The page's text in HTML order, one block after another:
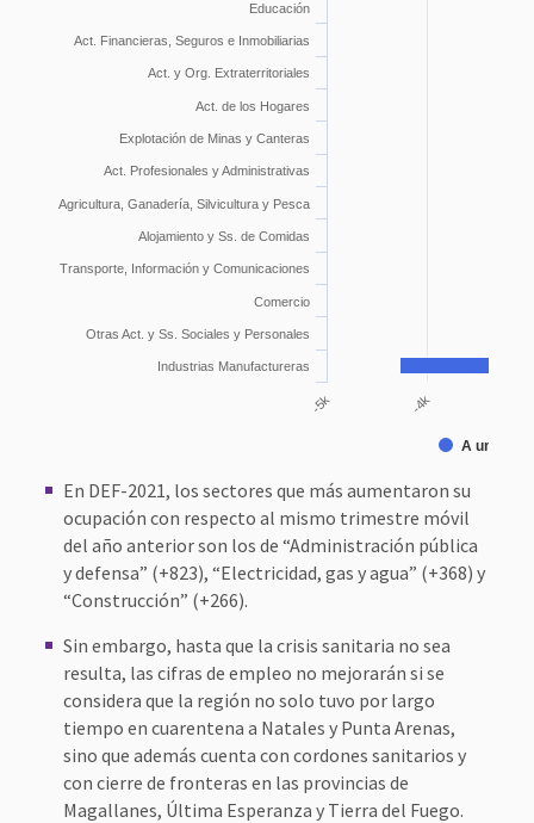
A un año
Educación
Act. Financieras, Seguros e Inmobiliarias
Act. y Org. Extraterritoriales
Act. de los Hogares
Explotación de Minas y Canteras
Act. Profesionales y Administrativas
Agricultura, Ganadería, Silvicultura y Pesca
Alojamiento y Ss. de Comidas
Transporte, Información y Comunicaciones
Comercio
Otras Act. y Ss. Sociales y Personales
Industrias Manufactureras
-5k -4k
En DEF-2021, los sectores que más aumentaron su
ocupación con respecto al mismo trimestre móvil
del año anterior son los de “Administración pública
y defensa” (+823), “Electricidad, gas y agua” (+368) y
“Construcción” (+266).
Sin embargo, hasta que la crisis sanitaria no sea
resulta, las cifras de empleo no mejorarán si se
considera que la región no solo tuvo por largo
tiempo en cuarentena a Natales y Punta Arenas,
sino que además cuenta con cordones sanitarios y
con cierre de fronteras en las provincias de
Magallanes, Última Esperanza y Tierra del Fuego.